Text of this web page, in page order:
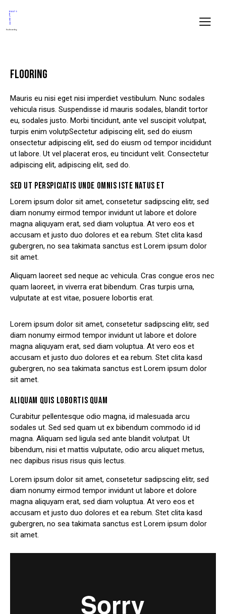
FLOORING
Mauris eu nisi eget nisi imperdiet vestibulum. Nunc sodales
vehicula risus. Suspendisse id mauris sodales, blandit tortor
eu, sodales justo. Morbi tincidunt, ante vel suscipit volutpat,
turpis enim volutpSectetur adipiscing elit, sed do eiusm
onsectetur adipiscing elit, sed do eiusm od tempor incididunt
ut labore. Ut vel placerat eros, eu tincidunt velit. Consectetur
adipiscing elit, adipiscing elit, sed do.
SED UT PERSPICIATIS UNDE OMNIS ISTE NATUS ET
Lorem ipsum dolor sit amet, consetetur sadipscing elitr, sed
diam nonumy eirmod tempor invidunt ut labore et dolore
magna aliquyam erat, sed diam voluptua. At vero eos et
accusam et justo duo dolores et ea rebum. Stet clita kasd
gubergren, no sea takimata sanctus est Lorem ipsum dolor
sit amet.
Aliquam laoreet sed neque ac vehicula. Cras congue eros nec
quam laoreet, in viverra erat bibendum. Cras turpis urna,
vulputate at est vitae, posuere lobortis erat.
Lorem ipsum dolor sit amet, consetetur sadipscing elitr, sed
diam nonumy eirmod tempor invidunt ut labore et dolore
magna aliquyam erat, sed diam voluptua. At vero eos et
accusam et justo duo dolores et ea rebum. Stet clita kasd
gubergren, no sea takimata sanctus est Lorem ipsum dolor
sit amet.
ALIQUAM QUIS LOBORTIS QUAM
Curabitur pellentesque odio magna, id malesuada arcu
sodales ut. Sed sed quam ut ex bibendum commodo id id
magna. Aliquam sed ligula sed ante blandit volutpat. Ut
bibendum, nisi et mattis vulputate, odio arcu aliquet metus,
nec dapibus risus risus quis lectus.
Lorem ipsum dolor sit amet, consetetur sadipscing elitr, sed
diam nonumy eirmod tempor invidunt ut labore et dolore
magna aliquyam erat, sed diam voluptua. At vero eos et
accusam et justo duo dolores et ea rebum. Stet clita kasd
gubergren, no sea takimata sanctus est Lorem ipsum dolor
sit amet.